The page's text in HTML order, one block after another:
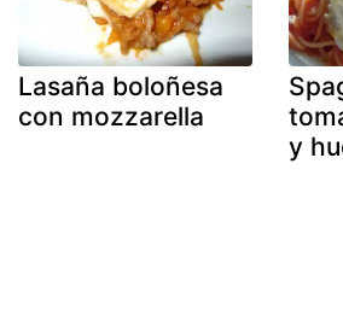
Lasaña boloñesa
con mozzarella
y